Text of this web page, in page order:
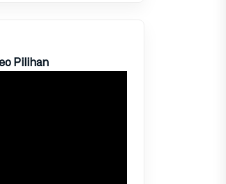
Pilihan